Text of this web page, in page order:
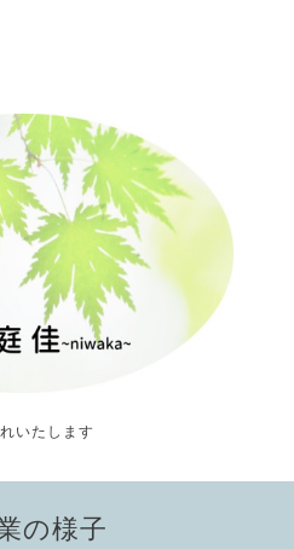
入れいたします
の様子